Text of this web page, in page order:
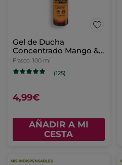
Kit Dúo Ducha - Vainilla
& Coco
9,99€
AÑADIR A MI
CESTA